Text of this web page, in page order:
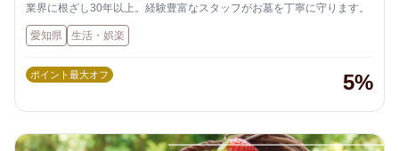
業界に根ざし30年以上。経験豊富なスタッフがお墓を丁寧に守ります。
愛知県 生活・娯楽
ポイント最大オフ 5%